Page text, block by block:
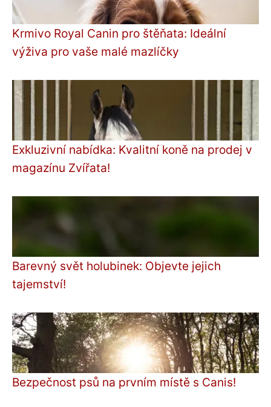
Krmivo Royal Canin pro štěňata: Ideální
výživa pro vaše malé mazlíčky
Exkluzivní nabídka: Kvalitní koně na prodej v
magazínu Zvířata!
Barevný svět holubinek: Objevte jejich
tajemství!
Bezpečnost psů na prvním místě s Canis!